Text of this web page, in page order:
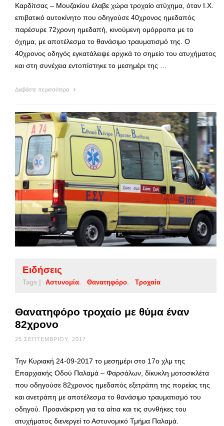
Καρδίτσας – Μουζακίου έλαβε χώρα τροχαίο ατύχημα, όταν Ι.Χ.
επιβατικό αυτοκίνητο που οδηγούσε 40χρονος ημεδαπός
παρέσυρε 72χρονη ημεδαπή, κινούμενη ομόρροπα με το
όχημα, με αποτέλεσμα το θανάσιμο τραυματισμό της. Ο
40χρονος οδηγός εγκατάλειψε αρχικά το σημείο του ατυχήματος
και στη συνέχεια εντοπίστηκε το μεσημέρι της …
Διαβάστε περισσότερα
Ειδήσεις
Tags | Αστυνομία Θανατηφόρο Τροχαία
Θανατηφόρο τροχαίο με θύμα έναν
82χρονο
25 ΣΕΠΤΕΜΒΡΊΟΥ, 2017
Την Κυριακή 24-09-2017 το μεσημέρι στο 17ο χλμ της
Επαρχιακής Οδού Παλαμά – Φαρσάλων, δίκυκλη μοτοσικλέτα
που οδηγούσε 82χρονος ημεδαπός εξετράπη της πορείας της
και ανετράπη με αποτέλεσμα το θανάσιμο τραυματισμό του
οδηγού. Προανάκριση για τα αίτια και τις συνθήκες του
ατυχήματος διενεργεί το Αστυνομικό Τμήμα Παλαμά.